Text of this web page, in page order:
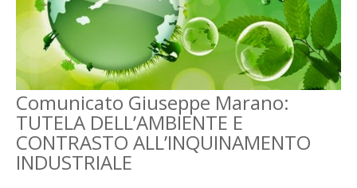
Comunicato Giuseppe Marano:
TUTELA DELL’AMBIENTE E
CONTRASTO ALL’INQUINAMENTO
INDUSTRIALE